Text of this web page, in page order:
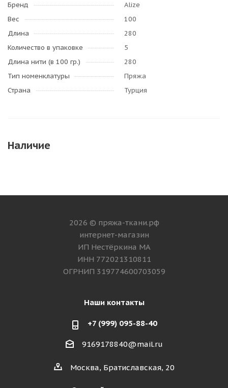
Бренд
Alize
Вес
100
Длина
280
Количество в упаковке
5
Длина нити (в 100 гр.)
280
Тип номенклатуры
Пряжа
Страна
Турция
Наличие
2026 © пряжа-ткани.рф
интернет-магазин
ИП Нестёркина МА
ИНН 772021310811
ОГРНИП 319774600703059
Наши контакты
+7 (999) 095-88-40
9169178840@mail.ru
Москва, Братиславская, 20